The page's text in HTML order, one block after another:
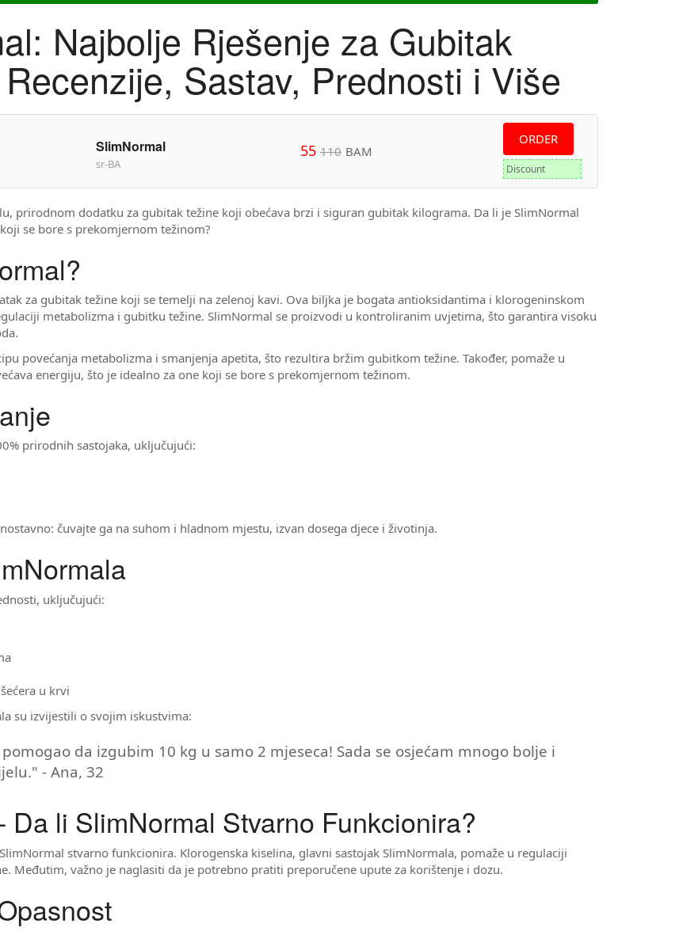
Najbolje Rješenje za Gubitak
Sastav, Prednosti i Više
SlimNormal
sr-BA
55 110 BAM
ORDER
Discount
prirodnom dodatku za gubitak težine koji obećava brzi i siguran gubitak kilograma. Da li je SlimNormal
se bore s prekomjernom težinom?
za gubitak težine koji se temelji na zelenoj kavi. Ova biljka je bogata antioksidantima i klorogeninskom
metabolizma i gubitku težine. SlimNormal se proizvodi u kontroliranim uvjetima, što garantira visoku
povećanja metabolizma i smanjenja apetita, što rezultira bržim gubitkom težine. Također, pomaže u
energiju, što je idealno za one koji se bore s prekomjernom težinom.
prirodnih sastojaka, uključujući:
čuvajte ga na suhom i hladnom mjestu, izvan dosega djece i životinja.
uključujući:
u krvi
su izvijestili o svojim iskustvima:
da izgubim 10 kg u samo 2 mjeseca! Sada se osjećam mnogo bolje i
- Ana, 32
Da li SlimNormal Stvarno Funkcionira?
stvarno funkcionira. Klorogenska kiselina, glavni sastojak SlimNormala, pomaže u regulaciji
Međutim, važno je naglasiti da je potrebno pratiti preporučene upute za korištenje i dozu.